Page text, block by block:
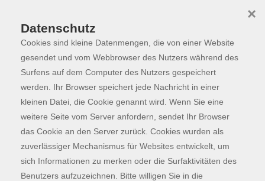
Skip to main content
Programm
Der Kurs konnte nicht gefunden werden.
Kontaktformular
Impressum
Datenschutz
Cookies sind kleine Datenmengen, die von einer Website
gesendet und vom Webbrowser des Nutzers während des
Surfens auf dem Computer des Nutzers gespeichert
werden. Ihr Browser speichert jede Nachricht in einer
kleinen Datei, die Cookie genannt wird. Wenn Sie eine
weitere Seite vom Server anfordern, sendet Ihr Browser
das Cookie an den Server zurück. Cookies wurden als
zuverlässiger Mechanismus für Websites entwickelt, um
sich Informationen zu merken oder die Surfaktivitäten des
Benutzers aufzuzeichnen. Bitte willigen Sie in die
×